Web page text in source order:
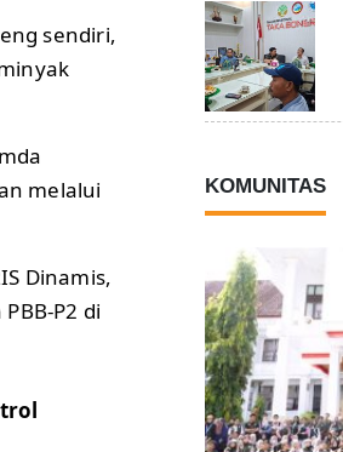
sendiri,
melalui
Dinamis,
P2 di
KOMUNITAS